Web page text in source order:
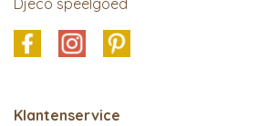
Djeco speelgoed
Klantenservice